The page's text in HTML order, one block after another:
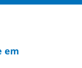
em